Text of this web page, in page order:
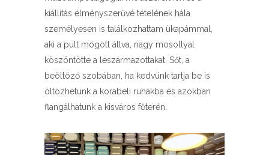
kiállítás élményszerűvé tételének hála
személyesen is találkozhattam ükapámmal,
aki a pult mögött állva, nagy mosollyal
köszöntötte a leszármazottakat. Sőt, a
beöltöző szobában, ha kedvünk tartja be is
öltözhetünk a korabeli ruhákba és azokban
flangálhatunk a kisváros főterén.